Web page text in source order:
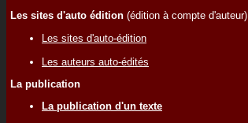
Les sites d'auto édition (édition à compte d'auteur)
Les sites d'auto-édition
Les auteurs auto-édités
La publication
La publication d'un texte